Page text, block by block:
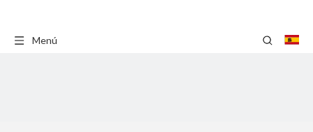
Menú